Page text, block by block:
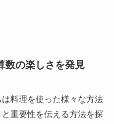
数の楽しさを発見
料理を使った様々な方法
重要性を伝える方法を探